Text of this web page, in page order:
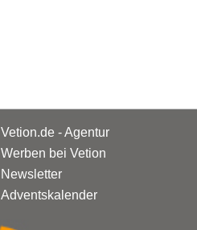
Vetion.de - Agentur
Werben bei Vetion
Newsletter
Adventskalender